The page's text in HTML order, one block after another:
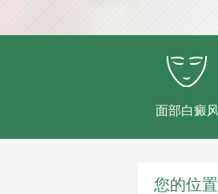
面部白癜
您的位置